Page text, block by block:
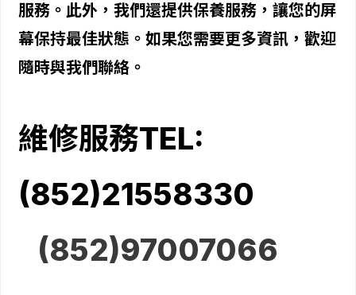
服務。此外，我們還提供保養服務，讓您的屏
幕保持最佳狀態。如果您需要更多資訊，歡迎
隨時與我們聯絡。
維修服務TEL:
(852)21558330
(852)97007066